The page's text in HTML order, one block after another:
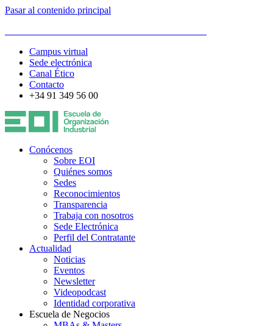
Pasar al contenido principal
Campus virtual
Sede electrónica
Canal Ético
Contacto
+34 91 349 56 00
Conócenos
Sobre EOI
Quiénes somos
Sedes
Reconocimientos
Transparencia
Trabaja con nosotros
Sede Electrónica
Perfil del Contratante
Actualidad
Noticias
Eventos
Newsletter
Videopodcast
Identidad corporativa
Escuela de Negocios